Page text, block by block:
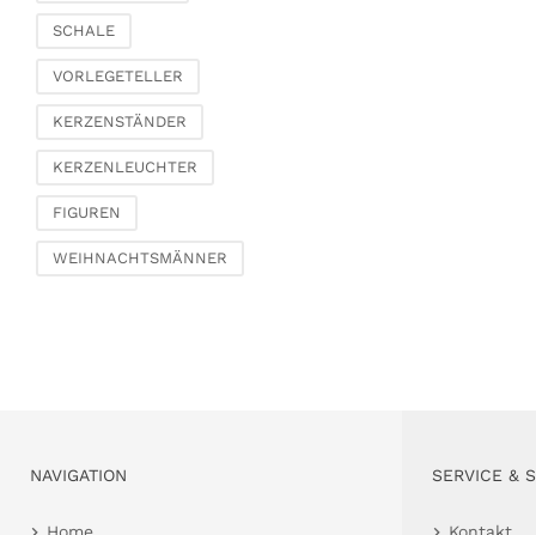
Schachteln & Truhen
SCHALE
VORLEGETELLER
KERZENSTÄNDER
KERZENLEUCHTER
FIGUREN
WEIHNACHTSMÄNNER
NAVIGATION SERVICE &